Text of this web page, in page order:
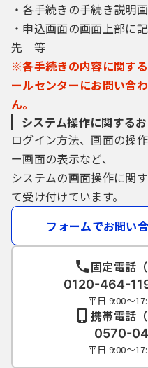
・各手続きの手続き説明
・申込画面の画面上部に
先 等
※各手続きの内容に関す
ールセンターにお問い合
ん。
システム操作に関する
ログイン方法、画面の操
ー画面の表示など、
システムの画面操作に関
て受け付けています。
フォームでお問い
固定電話
0120-464-
平日 9:00～
携帯電話
0570-
平日 9:00～